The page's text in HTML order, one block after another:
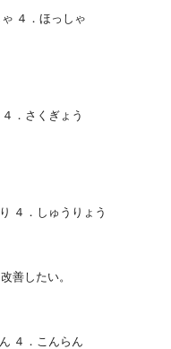
４．ほっしゃ
．さくぎょう
４．しゅうりょう
善したい。
４．こんらん